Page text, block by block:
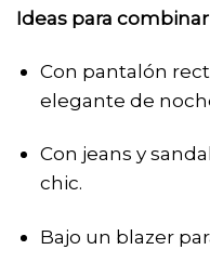
Ideas para combinar
Con pantalón
elegante de
Con jeans y
chic.
Bajo un blazer